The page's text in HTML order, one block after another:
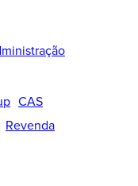
CAS
Revenda